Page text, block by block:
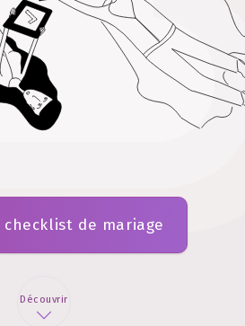
checklist de mariage
Découvrir